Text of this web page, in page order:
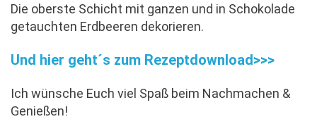
Die oberste Schicht mit ganzen und in Schokolade
getauchten Erdbeeren dekorieren.
Und hier geht´s zum Rezeptdownload>>>
Ich wünsche Euch viel Spaß beim Nachmachen &
Genießen!